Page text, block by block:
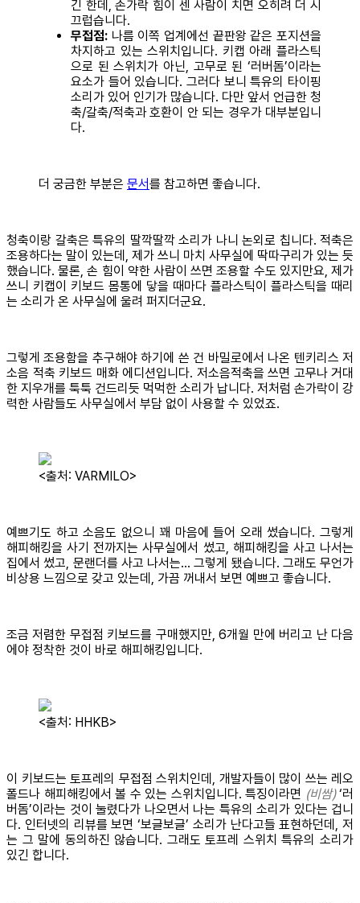
긴 한데, 손가락 힘이 센 사람이 치면 오히려 더 시
끄럽습니다.
무접점: 나름 이쪽 업계에선 끝판왕 같은 포지션을
차지하고 있는 스위치입니다. 키캡 아래 플라스틱
으로 된 스위치가 아닌, 고무로 된 ‘러버돔’이라는
요소가 들어 있습니다. 그러다 보니 특유의 타이핑
소리가 있어 인기가 많습니다. 다만 앞서 언급한 청
축/갈축/적축과 호환이 안 되는 경우가 대부분입니
다.
더 궁금한 부분은 문서를 참고하면 좋습니다.
청축이랑 갈축은 특유의 딸깍딸깍 소리가 나니 논외로 칩니다. 적축은
조용하다는 말이 있는데, 제가 쓰니 마치 사무실에 딱따구리가 있는 듯
했습니다. 물론, 손 힘이 약한 사람이 쓰면 조용할 수도 있지만요, 제가
쓰니 키캡이 키보드 몸통에 닿을 때마다 플라스틱이 플라스틱을 때리
는 소리가 온 사무실에 울려 퍼지더군요.
그렇게 조용함을 추구해야 하기에 쓴 건 바밀로에서 나온 텐키리스 저
소음 적축 키보드 매화 에디션입니다. 저소음적축을 쓰면 고무나 거대
한 지우개를 툭툭 건드리듯 먹먹한 소리가 납니다. 저처럼 손가락이 강
력한 사람들도 사무실에서 부담 없이 사용할 수 있었죠.
<출처: VARMILO>
예쁘기도 하고 소음도 없으니 꽤 마음에 들어 오래 썼습니다. 그렇게
해피해킹을 사기 전까지는 사무실에서 썼고, 해피해킹을 사고 나서는
집에서 썼고, 문랜더를 사고 나서는… 그렇게 됐습니다. 그래도 무언가
비상용 느낌으로 갖고 있는데, 가끔 꺼내서 보면 예쁘고 좋습니다.
조금 저렴한 무접점 키보드를 구매했지만, 6개월 만에 버리고 난 다음
에야 정착한 것이 바로 해피해킹입니다.
<출처: HHKB>
이 키보드는 토프레의 무접점 스위치인데, 개발자들이 많이 쓰는 레오
폴드나 해피해킹에서 볼 수 있는 스위치입니다. 특징이라면 (비쌈) ‘러
버돔’이라는 것이 눌렸다가 나오면서 나는 특유의 소리가 있다는 겁니
다. 인터넷의 리뷰를 보면 ‘보글보글’ 소리가 난다고들 표현하던데, 저
는 그 말에 동의하진 않습니다. 그래도 토프레 스위치 특유의 소리가
있긴 합니다.